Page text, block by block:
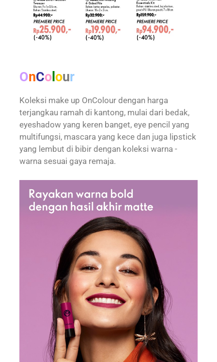
OnCo our
Koleksi make up OnColour dengan harga
terjangkau ramah di kantong, mulai dari bedak,
eyeshadow yang keren banget, eye pencil yang
multifungsi, mascara yang kece dan juga lipstick
yang lembut di bibir dengan koleksi warna -
warna sesuai gaya remaja.